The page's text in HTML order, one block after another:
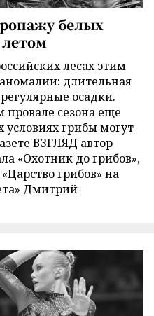
белых
лесах этим
длительная
осадки.
провале сезона еще
условиях грибы могут
ВЗГЛЯД автор
«Охотник до грибов»,
грибов» на
Дмитрий